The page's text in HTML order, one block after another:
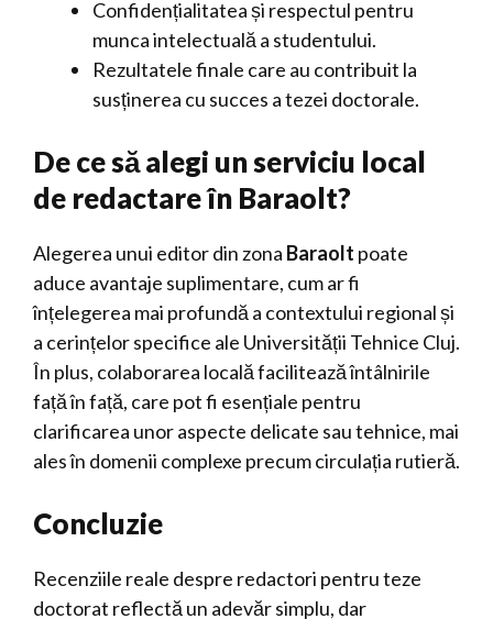
Confidențialitatea și respectul pentru
munca intelectuală a studentului.
Rezultatele finale care au contribuit la
susținerea cu succes a tezei doctorale.
De ce să alegi un serviciu local
de redactare în Baraolt?
Alegerea unui editor din zona Baraolt poate
aduce avantaje suplimentare, cum ar fi
înțelegerea mai profundă a contextului regional și
a cerințelor specifice ale Universității Tehnice Cluj.
În plus, colaborarea locală facilitează întâlnirile
față în față, care pot fi esențiale pentru
clarificarea unor aspecte delicate sau tehnice, mai
ales în domenii complexe precum circulația rutieră.
Concluzie
Recenziile reale despre redactori pentru teze
doctorat reflectă un adevăr simplu, dar